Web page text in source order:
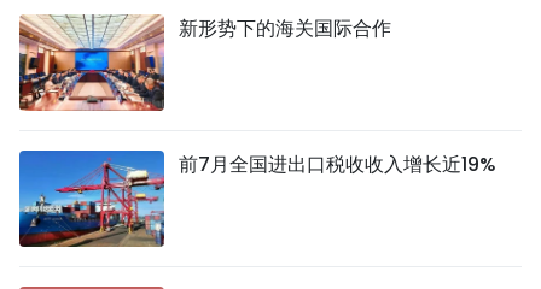
新形势下的海关国际合作
前7月全国进出口税收收入增长近19%